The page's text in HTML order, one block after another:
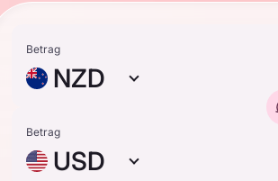
Betrag
NZD
Betrag
USD